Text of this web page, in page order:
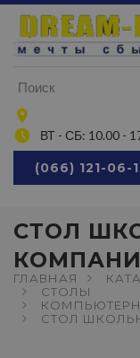
ВТ - СБ: 10.00 -
(066) 121-06-
СТОЛ
ГЛАВНАЯ
СТОЛЫ
СТОЛ